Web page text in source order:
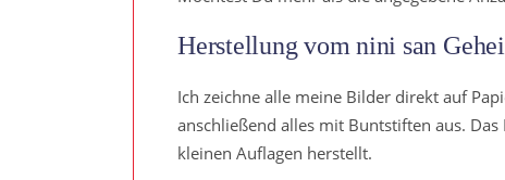
Herstellung vom nini san
Ich zeichne alle meine Bilder direkt auf
anschließend alles mit Buntstiften aus.
kleinen Auflagen herstellt.